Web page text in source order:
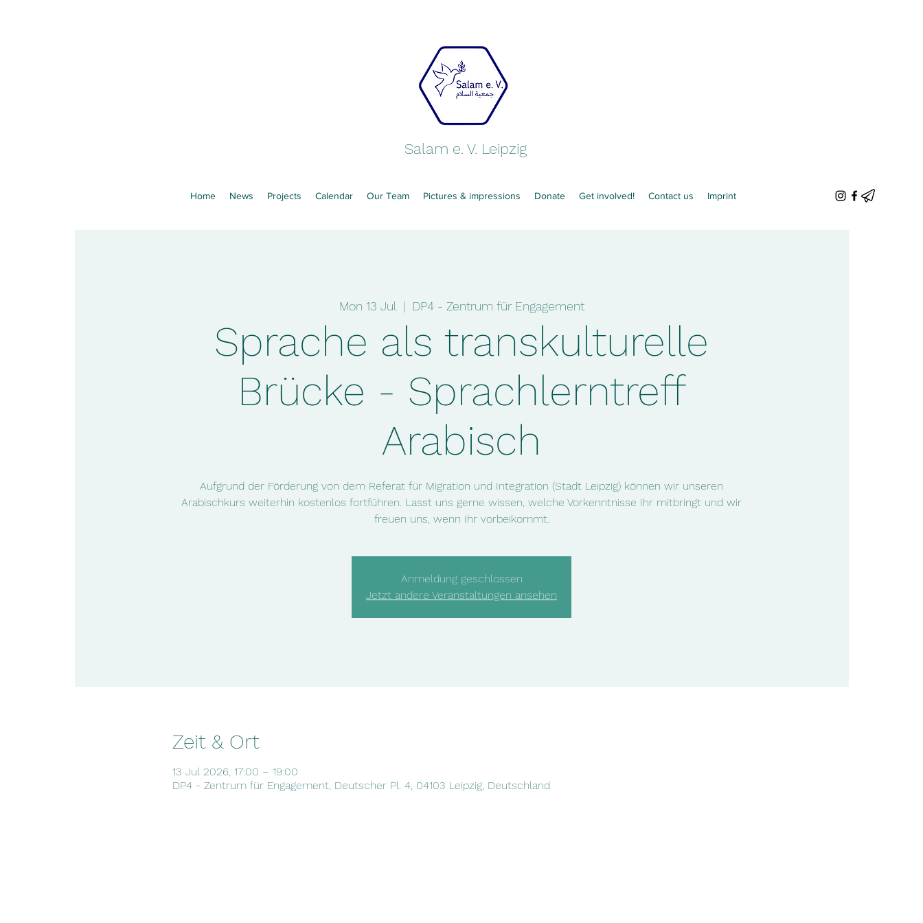
Salam e. V. Leipzig
Home News Projects Calendar Our Team Pictures & impressions Donate Get involved! Contact us Imprint
Mon 13 Jul
  |
DP4 - Zentrum für Engagement
Sprache als transkulturelle
Brücke - Sprachlerntreff
Arabisch
Aufgrund der Förderung von dem Referat für Migration und Integration (Stadt Leipzig) können wir unseren
Arabischkurs weiterhin kostenlos fortführen. Lasst uns gerne wissen, welche Vorkenntnisse Ihr mitbringt und wir
freuen uns, wenn Ihr vorbeikommt.
Anmeldung geschlossen
Jetzt andere Veranstaltungen ansehen
Zeit & Ort
13 Jul 2026, 17:00 – 19:00
DP4 - Zentrum für Engagement, Deutscher Pl. 4, 04103 Leipzig, Deutschland